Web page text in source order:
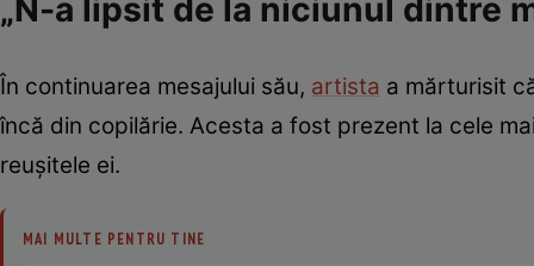
„N-a lipsit de la niciunul dintre
În continuarea mesajului său, artista a mărturisit
încă din copilărie. Acesta a fost prezent la cele
reușitele ei.
MAI MULTE PENTRU TINE